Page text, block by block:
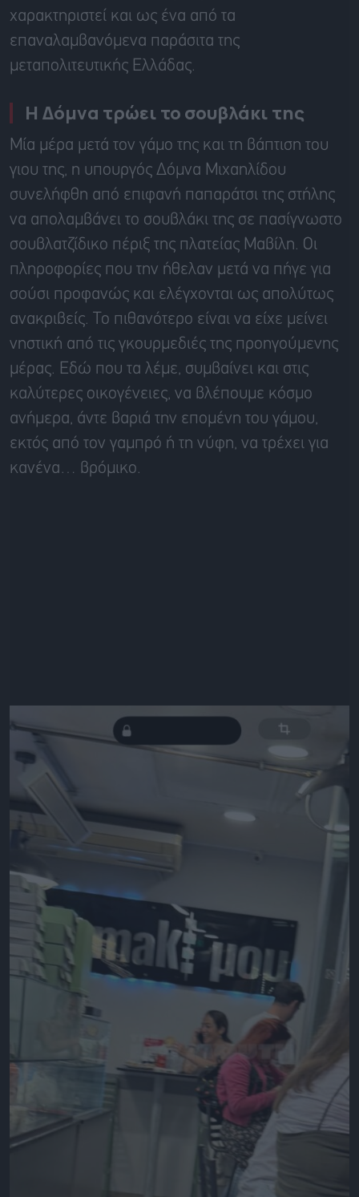
χαρακτηριστεί και ως ένα από τα
επαναλαμβανόμενα παράσιτα της
μεταπολιτευτικής Ελλάδας.
Η Δόμνα τρώει το σουβλάκι της
Μία μέρα μετά τον γάμο της και τη βάπτιση του
γιου της, η υπουργός Δόμνα Μιχαηλίδου
συνελήφθη από επιφανή παπαράτσι της στήλης
να απολαμβάνει το σουβλάκι της σε πασίγνωστο
σουβλατζίδικο πέριξ της πλατείας Μαβίλη. Οι
πληροφορίες που την ήθελαν μετά να πήγε για
σούσι προφανώς και ελέγχονται ως απολύτως
ανακριβείς. Το πιθανότερο είναι να είχε μείνει
νηστική από τις γκουρμεδιές της προηγούμενης
μέρας. Εδώ που τα λέμε, συμβαίνει και στις
καλύτερες οικογένειες, να βλέπουμε κόσμο
ανήμερα, άντε βαριά την επομένη του γάμου,
εκτός από τον γαμπρό ή τη νύφη, να τρέχει για
κανένα… βρόμικο.